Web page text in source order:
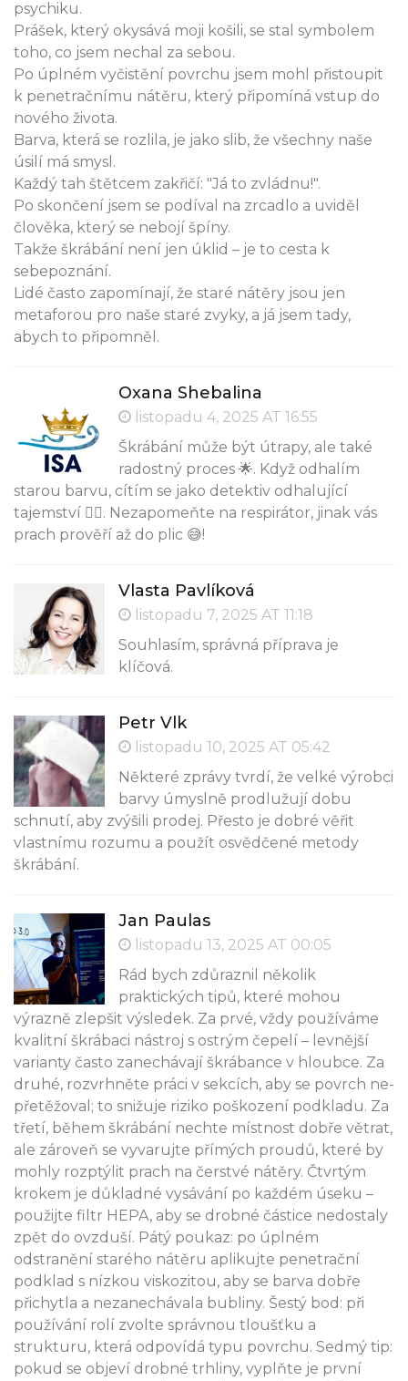
psychiku.
Prášek, který okysává moji košili, se stal symbolem
toho, co jsem nechal za sebou.
Po úplném vyčistění povrchu jsem mohl přistoupit
k penetračnímu nátěru, který připomíná vstup do
nového života.
Barva, která se rozlila, je jako slib, že všechny naše
úsilí má smysl.
Každý tah štětcem zakřičí: "Já to zvládnu!".
Po skončení jsem se podíval na zrcadlo a uviděl
člověka, který se nebojí špíny.
Takže škrábání není jen úklid – je to cesta k
sebepoznání.
Lidé často zapomínají, že staré nátěry jsou jen
metaforou pro naše staré zvyky, a já jsem tady,
abych to připomněl.
Oxana Shebalina
listopadu 4, 2025 AT 16:55
Škrábání může být útrapy, ale také
radostný proces 🌟. Když odhalím
starou barvu, cítím se jako detektiv odhalující
tajemství 🕵️‍♀️. Nezapomeňte na respirátor, jinak vás
prach prověří až do plic 😅!
Vlasta Pavlíková
listopadu 7, 2025 AT 11:18
Souhlasím, správná příprava je
klíčová.
Petr Vlk
listopadu 10, 2025 AT 05:42
Některé zprávy tvrdí, že velké výrobci
barvy úmyslně prodlužují dobu
schnutí, aby zvýšili prodej. Přesto je dobré věřit
vlastnímu rozumu a použít osvědčené metody
škrábání.
Jan Paulas
listopadu 13, 2025 AT 00:05
Rád bych zdůraznil několik
praktických tipů, které mohou
výrazně zlepšit výsledek. Za prvé, vždy používáme
kvalitní škrábaci nástroj s ostrým čepelí – levnější
varianty často zanechávají škrábance v hloubce. Za
druhé, rozvrhněte práci v sekcích, aby se povrch ne­
přetěžoval; to snižuje riziko poškození podkladu. Za
třetí, během škrábání nechte místnost dobře větrat,
ale zároveň se vyvarujte přímých proudů, které by
mohly rozptýlit prach na čerstvé nátěry. Čtvrtým
krokem je důkladné vysávání po každém úseku –
použijte filtr HEPA, aby se drobné částice nedostaly
zpět do ovzduší. Pátý poukaz: po úplném
odstranění starého nátěru aplikujte penetrační
podklad s nízkou viskozitou, aby se barva dobře
přichytla a nezanechávala bubliny. Šestý bod: při
používání rolí zvolte správnou tloušťku a
strukturu, která odpovídá typu povrchu. Sedmý tip:
pokud se objeví drobné trhliny, vyplňte je první